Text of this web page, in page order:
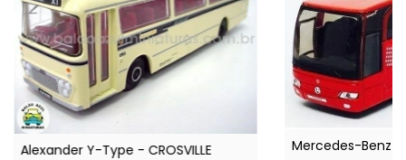
Alexander Y-Type - CROSVILLE Mercedes-Benz